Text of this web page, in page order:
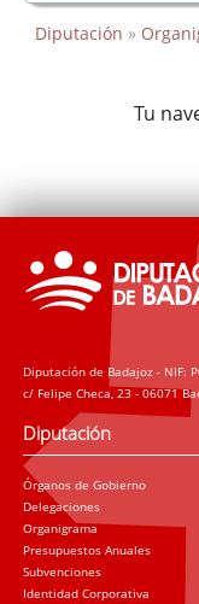
Diputación »
Tu
Diputación de Badajoz - NIF:
c/ Felipe Checa, 23 - 06071
Diputación
Órganos de Gobierno
Delegaciones
Organigrama
Presupuestos Anuales
Subvenciones
Identidad Corporativa